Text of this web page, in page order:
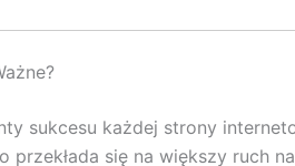
sukcesu każdej strony
się na większy ruch